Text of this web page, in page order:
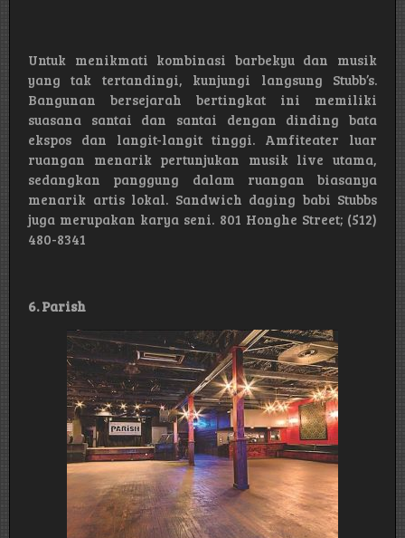
Untuk menikmati kombinasi barbekyu dan musik
yang tak tertandingi, kunjungi langsung Stubb’s.
Bangunan bersejarah bertingkat ini memiliki
suasana santai dan santai dengan dinding bata
ekspos dan langit-langit tinggi. Amfiteater luar
ruangan menarik pertunjukan musik live utama,
sedangkan panggung dalam ruangan biasanya
menarik artis lokal. Sandwich daging babi Stubbs
juga merupakan karya seni. 801 Honghe Street; (512)
480-8341
6. Parish